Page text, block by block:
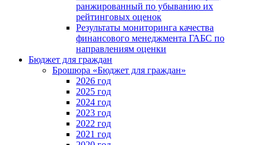
ранжированный по убыванию их
рейтинговых оценок
Результаты мониторинга качества
финансового менеджмента ГАБС по
направлениям оценки
Бюджет для граждан
Брошюра «Бюджет для граждан»
2026 год
2025 год
2024 год
2023 год
2022 год
2021 год